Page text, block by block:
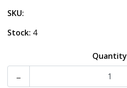
SKU:
Stock: 4
Quantity
-